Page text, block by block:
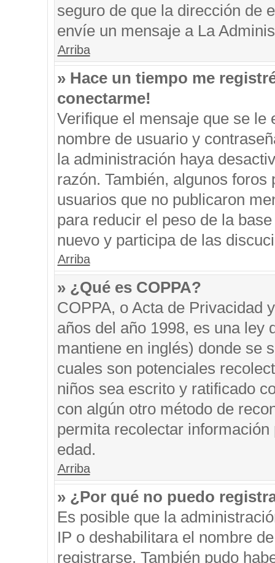
seguro de que la dirección de
envíe un mensaje a La
Arriba
» Hace un tiempo me
conectarme!
Verifique el mensaje que se
nombre de usuario y
la administración haya
razón. También, algunos
usuarios que no publicaron
para reducir el peso de la
nuevo y participa de las
Arriba
» ¿Qué es COPPA?
COPPA, o Acta de Privacidad
años del año 1998, es una ley
mantiene en inglés) donde se
cuales son potenciales
niños sea escrito y ratificado
con algún otro método de
permita recolectar
edad.
Arriba
» ¿Por qué no puedo
Es posible que la
IP o deshabilitara el nombre
registrarse. También pudo